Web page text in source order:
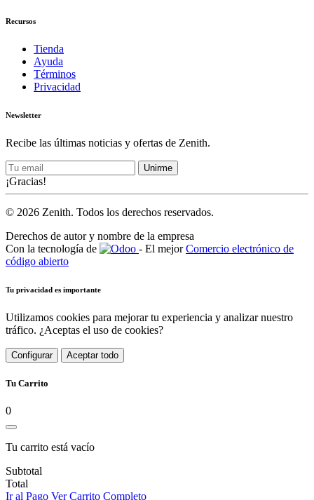
Recursos
Tienda
Ayuda
Términos
Privacidad
Newsletter
Recibe las últimas noticias y ofertas de Zenith.
Unirme
¡Gracias!
© 2026 Zenith. Todos los derechos reservados.
Derechos de autor y nombre de la empresa
Con la tecnología de
- El mejorComercio electrónico de
código abierto
Tu privacidad es importante
Utilizamos cookies para mejorar tu experiencia y analizar nuestro
tráfico. ¿Aceptas el uso de cookies?
Configurar Aceptar todo
Tu Carrito
0
Tu carrito está vacío
Subtotal
Total
Ir al Pago Ver Carrito Completo